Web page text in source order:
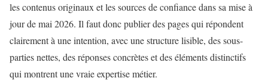
les contenus originaux et les sources de confiance dans sa mise à
jour de mai 2026. Il faut donc publier des pages qui répondent
clairement à une intention, avec une structure lisible, des sous-
parties nettes, des réponses concrètes et des éléments distinctifs
qui montrent une vraie expertise métier.